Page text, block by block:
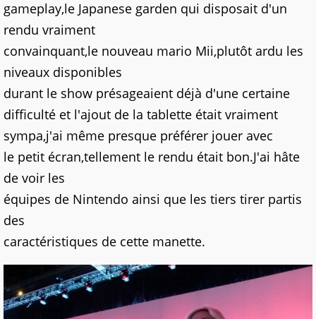
gameplay,le Japanese garden qui disposait d'un
rendu vraiment
convainquant,le nouveau mario Mii,plutôt ardu les
niveaux disponibles
durant le show présageaient déjà d'une certaine
difficulté et l'ajout de la tablette était vraiment
sympa,j'ai même presque préférer jouer avec
le petit écran,tellement le rendu était bon.J'ai hâte
de voir les
équipes de Nintendo ainsi que les tiers tirer partis
des
caractéristiques de cette manette.